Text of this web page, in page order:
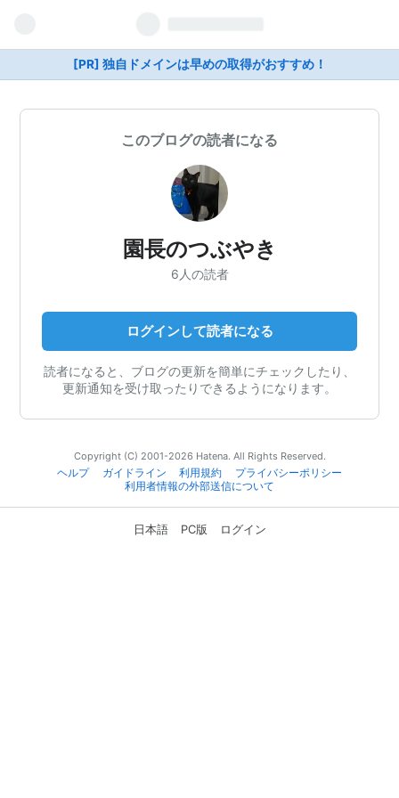
[PR] 独自ドメインは早めの取得がおすすめ！
このブログの読者になる
園長のつぶやき
6人の読者
ログインして読者になる
読者になると、ブログの更新を簡単にチェックしたり、
更新通知を受け取ったりできるようになります。
Copyright (C) 2001-2026 Hatena. All Rights Reserved.
ヘルプ
ガイドライン 利用規約
プライバシーポリシー
利用者情報の外部送信について
日本語 PC版 ログイン